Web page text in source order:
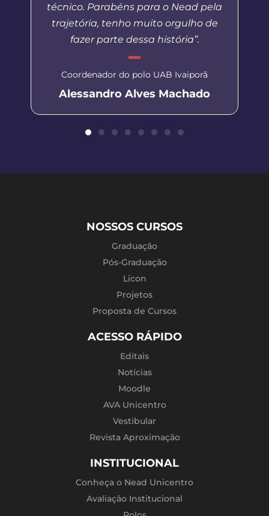
técnico. Parabéns para o Nead pela
trajetória, tenho muito orgulho de
fazer parte dessa história”.
Coordenador do polo UAB Ivaiporã
Alessandro Alves Machado
NOSSOS CURSOS
Graduação
Pós-Graduação
Licon
Projetos
Proposta de Cursos
ACESSO RÁPIDO
Editais
Notícias
Moodle
AVA Unicentro
Vestibular
Revista Aproximação
INSTITUCIONAL
Conheça o Nead Unicentro
Avaliação Institucional